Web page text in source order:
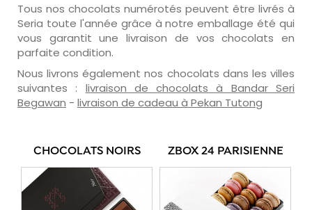
Tous nos chocolats numérotés peuvent être livrés à
Seria toute l'année grâce à notre emballage été qui
vous garantit une livraison de vos chocolats en
parfaite condition.
Nous livrons également nos chocolats dans les villes
suivantes : livraison de chocolats à Bandar Seri
Begawan - livraison de cadeau à Pekan Tutong
CHOCOLATS NOIRS ZBOX 24 PARISIENNE